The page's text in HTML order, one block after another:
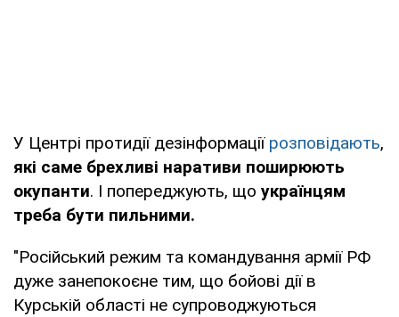
У Центрі протидії дезінформації розповідають,
які саме брехливі наративи поширюють
окупанти. І попереджують, що українцям
треба бути пильними.
"Російський режим та командування армії РФ
дуже занепокоєне тим, що бойові дії в
Курській області не супроводжуються